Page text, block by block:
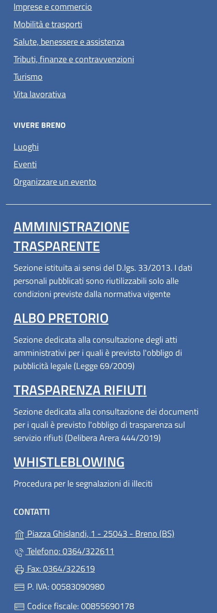
Imprese e commercio
Mobilità e trasporti
Salute, benessere e assistenza
Tributi, finanze e contravvenzioni
Turismo
Vita lavorativa
VIVERE BRENO
Luoghi
Eventi
Organizzare un evento
AMMINISTRAZIONE
TRASPARENTE
Sezione istituita ai sensi del D.lgs. 33/2013. I dati
personali pubblicati sono riutilizzabili solo alle
condizioni previste dalla normativa vigente
ALBO PRETORIO
Sezione dedicata alla consultazione degli atti
amministrativi per i quali è previsto l'obbligo di
pubblicità legale (Legge 69/2009)
TRASPARENZA RIFIUTI
Sezione dedicata alla consultazione dei documenti
per i quali è previsto l'obbligo di trasparenza sul
servizio rifiuti (Delibera Arera 444/2019)
WHISTLEBLOWING
Procedura per le segnalazioni di illeciti
CONTATTI
Piazza Ghislandi, 1 - 25043 - Breno (BS)
Telefono: 0364/322611
Fax: 0364/322619
P. IVA: 00583090980
Codice fiscale: 00855690178